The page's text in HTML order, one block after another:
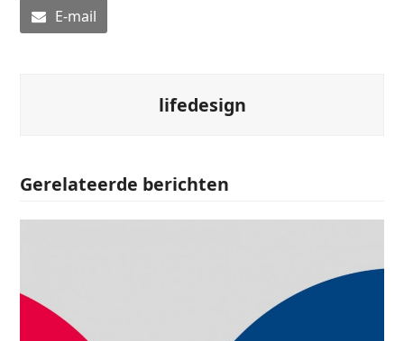
E-mail
lifedesign
Gerelateerde berichten